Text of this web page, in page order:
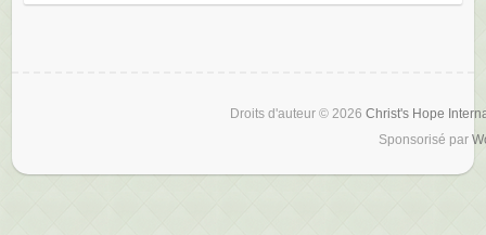
Droits d'auteur © 2026 Christ's Hope
Sponsorisé par